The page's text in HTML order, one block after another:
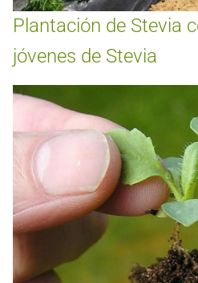
Plantación de Stevia
jóvenes de Stevia